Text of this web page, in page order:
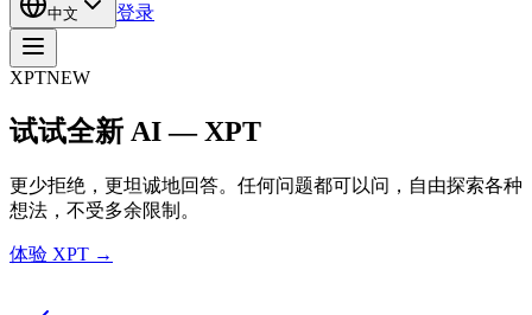
中文 登录
XPTNEW
试试全新 AI — XPT
更少拒绝，更坦诚地回答。任何问题都可以问，自由探索各种
想法，不受多余限制。
体验 XPT →